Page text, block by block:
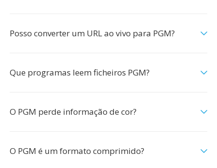
Posso converter um URL ao vivo para PGM?
Que programas leem ficheiros PGM?
O PGM perde informação de cor?
O PGM é um formato comprimido?